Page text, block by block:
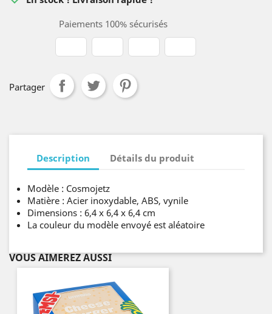
Paiements 100% sécurisés
Partager
Description Détails du produit
Modèle : Cosmojetz
Matière : Acier inoxydable, ABS, vynile
Dimensions : 6,4 x 6,4 x 6,4 cm
La couleur du modèle envoyé est aléatoire
VOUS AIMEREZ AUSSI